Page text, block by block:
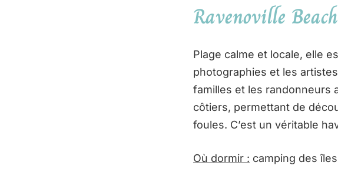
Ravenoville Beach
Plage calme et locale, elle
photographies et les
familles et les randonneurs
côtiers, permettant de
foules. C’est un véritable
Où dormir : camping des